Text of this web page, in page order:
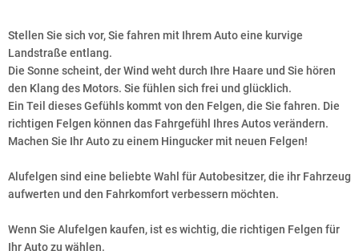
Stellen Sie sich vor, Sie fahren mit Ihrem Auto eine kurvige
Landstraße entlang.
Die Sonne scheint, der Wind weht durch Ihre Haare und Sie hören
den Klang des Motors. Sie fühlen sich frei und glücklich.
Ein Teil dieses Gefühls kommt von den Felgen, die Sie fahren. Die
richtigen Felgen können das Fahrgefühl Ihres Autos verändern.
Machen Sie Ihr Auto zu einem Hingucker mit neuen Felgen!
Alufelgen sind eine beliebte Wahl für Autobesitzer, die ihr Fahrzeug
aufwerten und den Fahrkomfort verbessern möchten.
Wenn Sie Alufelgen kaufen, ist es wichtig, die richtigen Felgen für
Ihr Auto zu wählen.